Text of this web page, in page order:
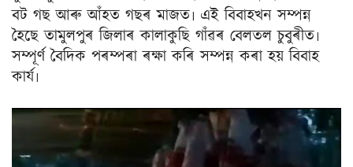
বট গছ আৰু আঁহত গছৰ মাজত৷ এই বিবাহখন সম্পন্ন
হৈছে তামুলপুৰ জিলাৰ কালাকুছি গাঁৱৰ বেলতল চুবুৰীত৷
সম্পূৰ্ণ বৈদিক পৰম্পৰা ৰক্ষা কৰি সম্পন্ন কৰা হয় বিবাহ
কাৰ্য৷